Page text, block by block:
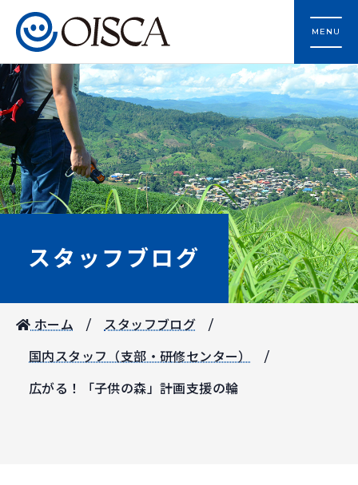
MENU
スタッフブログ
ホーム スタッフブログ
国内スタッフ（支部・研修センター）
広がる！「子供の森」計画支援の輪